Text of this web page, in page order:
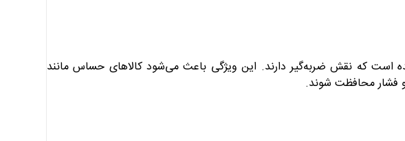
است که نقش ضربه‌گیر دارند. این ویژگی باعث می‌شود کالاهای حساس مانند
و فشار محافظت شوند.